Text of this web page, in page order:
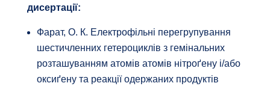
дисертації:
Фарат, О. К. Електрофільні перегрупування
шестичленних гетероциклів з гемінальних
розташуванням атомів атомів нітроґену і/або
оксиґену та реакції одержаних продуктів